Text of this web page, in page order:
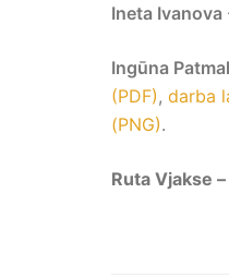
Ineta Ivanova
Ingūna
(PDF) , darba
(PNG).
Ruta Vjakse –